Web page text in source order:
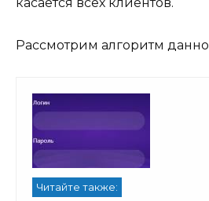
Рассмотрим алгоритм
Читайте также: